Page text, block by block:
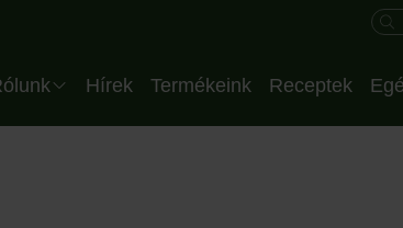
HU
Vállalat
Hírek Termékeink Receptek